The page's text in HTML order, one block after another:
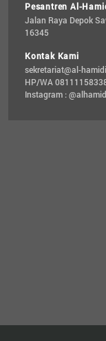
Pesantren Al-
Jalan Raya Depok
16345
Kontak Kami
sekretariat@al-
HP/WA
Instagram :